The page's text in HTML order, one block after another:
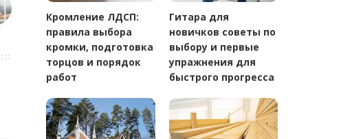
Кромление ЛДСП:
правила выбора
кромки, подготовка
торцов и порядок
работ
Гитара для
новичков советы по
выбору и первые
упражнения для
быстрого прогресса